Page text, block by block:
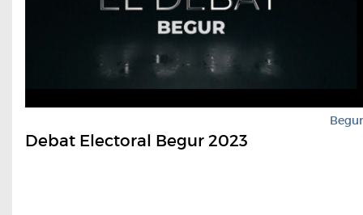
Begur
Debat Electoral Begur 2023